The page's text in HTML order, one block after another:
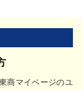
商マイページのユ